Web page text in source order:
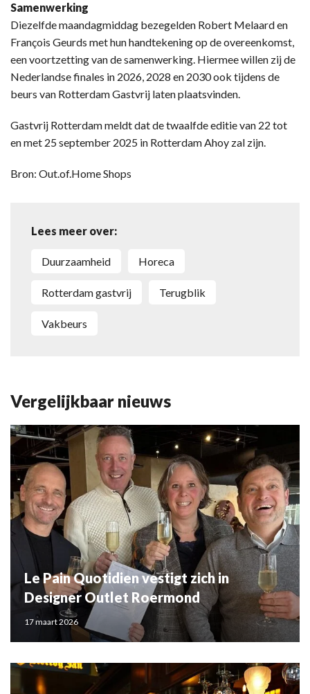
Samenwerking
Diezelfde maandagmiddag bezegelden Robert Melaard en
François Geurds met hun handtekening op de overeenkomst,
een voortzetting van de samenwerking. Hiermee willen zij de
Nederlandse finales in 2026, 2028 en 2030 ook tijdens de
beurs van Rotterdam Gastvrij laten plaatsvinden.
Gastvrij Rotterdam meldt dat de twaalfde editie van 22 tot
en met 25 september 2025 in Rotterdam Ahoy zal zijn.
Bron: Out.of.Home Shops
Lees meer over:
duurzaamheid horeca
Rotterdam gastvrij terugblik
vakbeurs
Vergelijkbaar nieuws
Le Pain Quotidien vestigt zich in
Designer Outlet Roermond
17 maart 2026